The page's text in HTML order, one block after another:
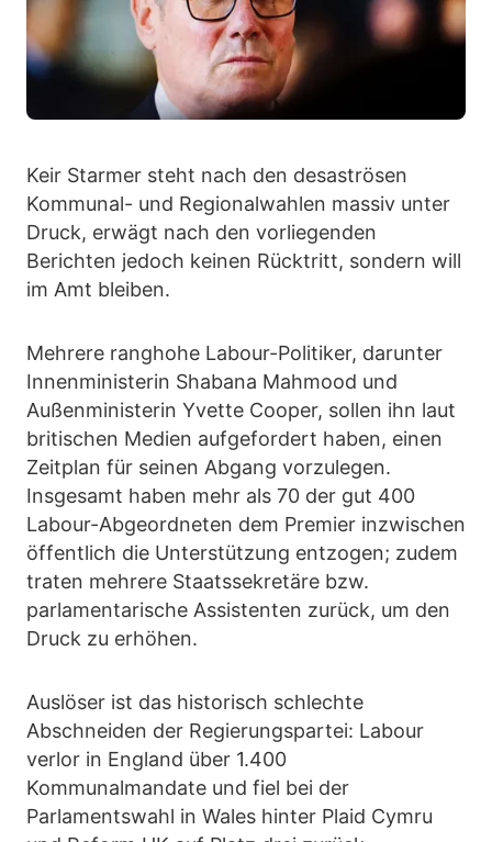
Keir Starmer steht nach den desaströsen
Kommunal- und Regionalwahlen massiv unter
Druck, erwägt nach den vorliegenden
Berichten jedoch keinen Rücktritt, sondern will
im Amt bleiben.
Mehrere ranghohe Labour-Politiker, darunter
Innenministerin Shabana Mahmood und
Außenministerin Yvette Cooper, sollen ihn laut
britischen Medien aufgefordert haben, einen
Zeitplan für seinen Abgang vorzulegen.
Insgesamt haben mehr als 70 der gut 400
Labour-Abgeordneten dem Premier inzwischen
öffentlich die Unterstützung entzogen; zudem
traten mehrere Staatssekretäre bzw.
parlamentarische Assistenten zurück, um den
Druck zu erhöhen.
Auslöser ist das historisch schlechte
Abschneiden der Regierungspartei: Labour
verlor in England über 1.400
Kommunalmandate und fiel bei der
Parlamentswahl in Wales hinter Plaid Cymru